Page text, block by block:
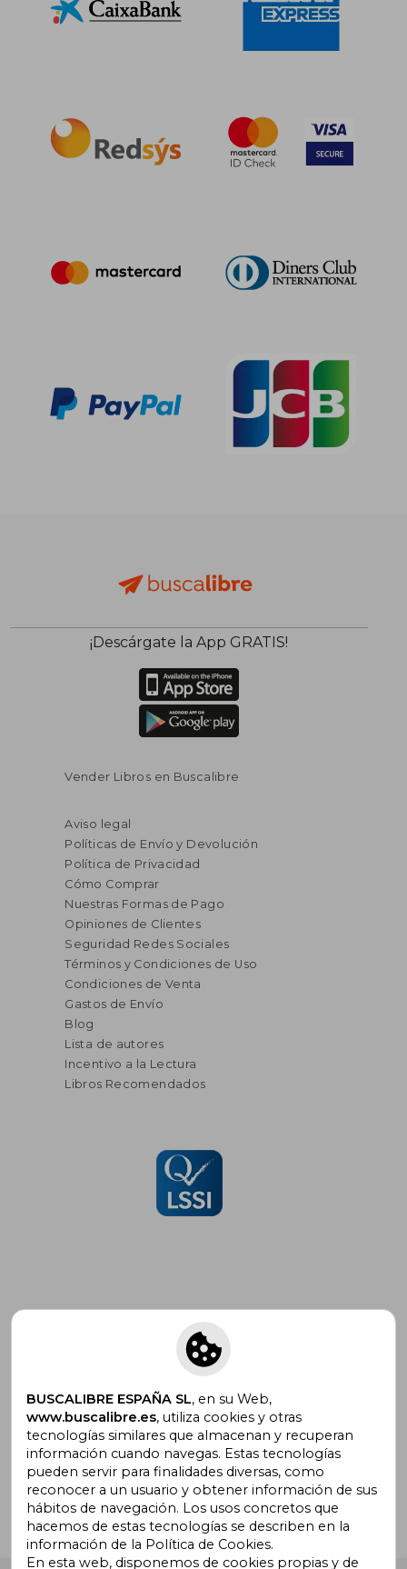
¡Descárgate la App GRATIS!
Vender Libros en Buscalibre
Aviso legal
Políticas de Envío y Devolución
Política de Privacidad
Cómo Comprar
Nuestras Formas de Pago
Opiniones de Clientes
Seguridad Redes Sociales
Términos y Condiciones de Uso
Condiciones de Venta
Gastos de Envío
Blog
Lista de autores
Incentivo a la Lectura
Libros Recomendados
Suscríbete para recibir ofertas y
promociones
¿Necesitas ayuda?
Ir a Centro de Soporte
BUSCALIBRE ESPAÑA SL, en su Web,
www.buscalibre.es, utiliza cookies y otras
tecnologías similares que almacenan y recuperan
información cuando navegas. Estas tecnologías
pueden servir para finalidades diversas, como
reconocer a un usuario y obtener información de sus
hábitos de navegación. Los usos concretos que
hacemos de estas tecnologías se describen en la
información de la Política de Cookies.
En esta web, disponemos de cookies propias y de